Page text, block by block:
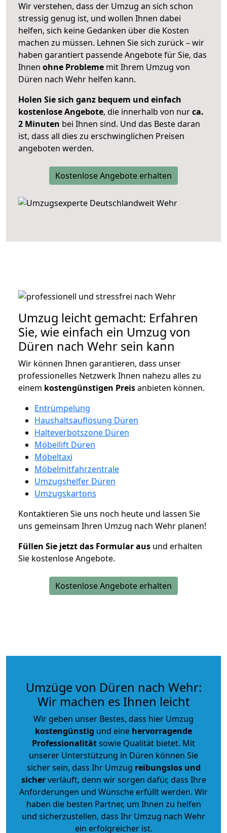
Wir verstehen, dass der Umzug an sich schon
stressig genug ist, und wollen Ihnen dabei
helfen, sich keine Gedanken über die Kosten
machen zu müssen. Lehnen Sie sich zurück – wir
haben garantiert passende Angebote für Sie, das
Ihnen ohne Probleme mit Ihrem Umzug von
Düren nach Wehr helfen kann.
Holen Sie sich ganz bequem und einfach
kostenlose Angebote, die innerhalb von nurca.
2 Minuten bei Ihnen sind. Und das Beste daran
ist, dass all dies zu erschwinglichen Preisen
angeboten werden.
Kostenlose Angebote erhalten
Umzug leicht gemacht: Erfahren
Sie, wie einfach ein Umzug von
Düren nach Wehr sein kann
Wir können Ihnen garantieren, dass unser
professionelles Netzwerk Ihnen nahezu alles zu
einem kostengünstigen Preisanbieten können.
Entrümpelung
Haushaltsauflösung Düren
Halteverbotszone Düren
Möbellift Düren
Möbeltaxi
Möbelmitfahrzentrale
Umzugshelfer Düren
Umzugskartons
Kontaktieren Sie uns noch heute und lassen Sie
uns gemeinsam Ihren Umzug nach Wehr planen!
Füllen Sie jetzt das Formular aus und erhalten
Sie kostenlose Angebote.
Kostenlose Angebote erhalten
Umzüge von Düren nach Wehr:
Wir machen es Ihnen leicht
Wir geben unser Bestes, dass hier Umzug
kostengünstig und eine hervorragende
Professionalitätsowie Qualität bietet. Mit
unserer Unterstützung in Düren können Sie
sicher sein, dass Ihr Umzug reibungslos und
sicherverläuft, denn wir sorgen dafür, dass Ihre
Anforderungen und Wünsche erfüllt werden. Wir
haben die besten Partner, um Ihnen zu helfen
und sicherzustellen, dass Ihr Umzug nach Wehr
ein erfolgreicher ist.